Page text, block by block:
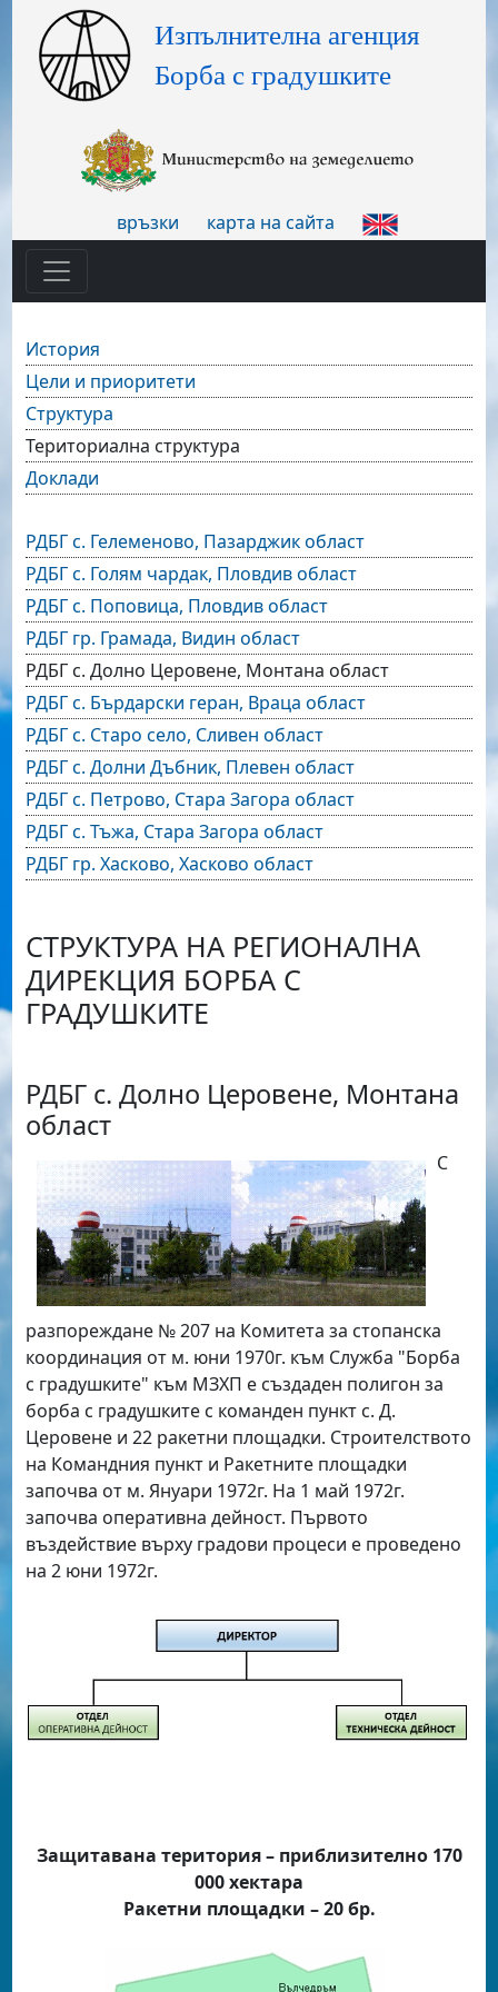
връзки карта на сайта
История
Цели и приоритети
Структура
Териториална структура
Доклади
РДБГ с. Гелеменово, Пазарджик област
РДБГ с. Голям чардак, Пловдив област
РДБГ с. Поповица, Пловдив област
РДБГ гр. Грамада, Видин област
РДБГ с. Долно Церовене, Монтана област
РДБГ с. Бърдарски геран, Враца област
РДБГ с. Старо село, Сливен област
РДБГ с. Долни Дъбник, Плевен област
РДБГ с. Петрово, Стара Загора област
РДБГ с. Тъжа, Стара Загора област
РДБГ гр. Хасково, Хасково област
СТРУКТУРА НА РЕГИОНАЛНА
ДИРЕКЦИЯ БОРБА С
ГРАДУШКИТЕ
РДБГ с. Долно Церовене, Монтана
област
С
разпореждане № 207 на Комитета за стопанска
координация от м. юни 1970г. към Служба "Борба
с градушките" към МЗХП е създаден полигон за
борба с градушките с команден пункт с. Д.
Церовене и 22 ракетни площадки. Строителството
на Командния пункт и Ракетните площадки
започва от м. Януари 1972г. На 1 май 1972г.
започва оперативна дейност. Първото
въздействие върху градови процеси е проведено
на 2 юни 1972г.
Защитавана територия – приблизително 170
000 хектара
Ракетни площадки – 20 бр.